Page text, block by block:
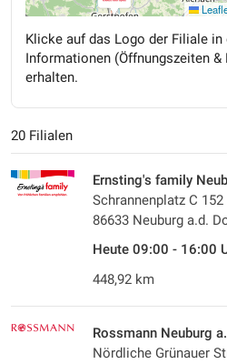
Klicke auf das Logo der Filiale in
Informationen (Öffnungszeiten &
erhalten.
20 Filialen
Ernsting's family
Schrannenplatz C 152
86633 Neuburg a.d.
Heute 09:00 - 16:00
448,92 km
Rossmann Neuburg
Nördliche Grünauer